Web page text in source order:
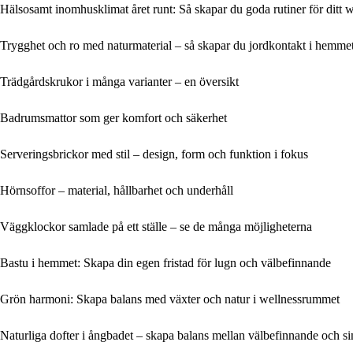
Hälsosamt inomhusklimat året runt: Så skapar du goda rutiner för ditt
Trygghet och ro med naturmaterial – så skapar du jordkontakt i
Trädgårdskrukor i många varianter – en översikt
Badrumsmattor som ger komfort och säkerhet
Serveringsbrickor med stil – design, form och funktion i fokus
Hörnsoffor – material, hållbarhet och underhåll
Väggklockor samlade på ett ställe – se de många möjligheterna
Bastu i hemmet: Skapa din egen fristad för lugn och välbefinnande
Grön harmoni: Skapa balans med växter och natur i wellnessrummet
Naturliga dofter i ångbadet – skapa balans mellan välbefinnande och